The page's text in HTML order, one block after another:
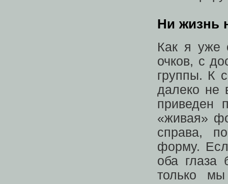
Ни жизнь
Как я уже
очков, с
группы. К
далеко не
приведен
«живая»
справа,
форму.
оба
только